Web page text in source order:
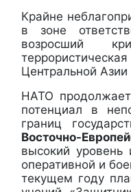
Крайне
в зоне
возросший
Центральной
НАТО
потенциал в
границ
Восточно-
высокий уровень
оперативной и
текущем году